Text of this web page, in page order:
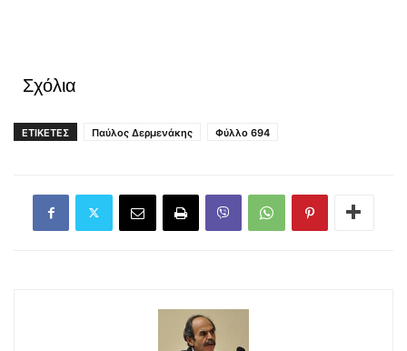
Σχόλια
ΕΤΙΚΕΤΕΣ Παύλος Δερμενάκης Φύλλο 694